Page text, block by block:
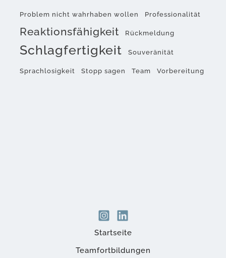
Problem nicht wahrhaben wollen Professionalität
Reaktionsfähigkeit Rückmeldung
Schlagfertigkeit Souveränität
Sprachlosigkeit Stopp sagen Team Vorbereitung
Startseite
Teamfortbildungen